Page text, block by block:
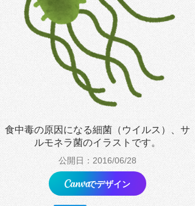
食中毒の原因になる細菌（ウイルス）、サ
ルモネラ菌のイラストです。
公開日：2016/06/28
でデザイン